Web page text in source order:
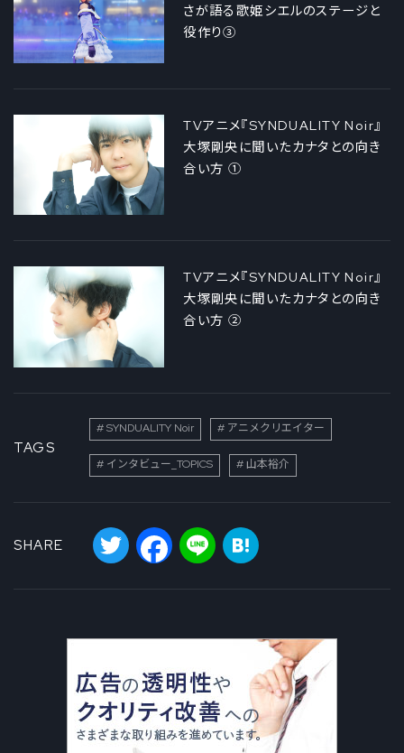
さが語る歌姫シエルのステージと
役作り③
TVアニメ『SYNDUALITY Noir』
大塚剛央に聞いたカナタとの向き
合い方 ①
TVアニメ『SYNDUALITY Noir』
大塚剛央に聞いたカナタとの向き
合い方 ②
TAGS
SYNDUALITY Noir アニメクリエイター
インタビュー_TOPICS 山本裕介
SHARE
Twitter Facebook
Line